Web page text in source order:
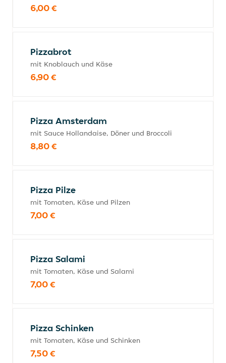
6,00 €
Pizzabrot
mit Knoblauch und Käse
6,90 €
Pizza Amsterdam
mit Sauce Hollandaise, Döner und Broccoli
8,80 €
Pizza Pilze
mit Tomaten, Käse und Pilzen
7,00 €
Pizza Salami
mit Tomaten, Käse und Salami
7,00 €
Pizza Schinken
mit Tomaten, Käse und Schinken
7,50 €